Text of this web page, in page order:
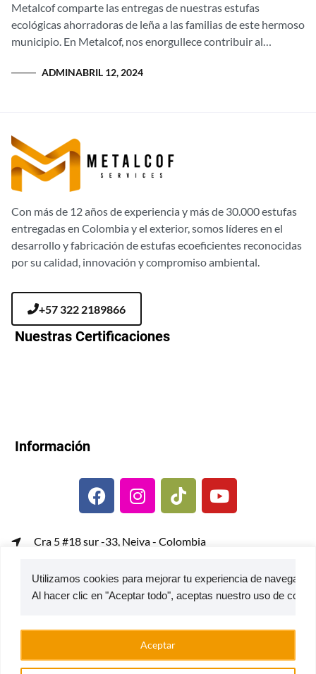
Utilizamos cookies para mejorar tu experiencia de
Aceptar
Metalcof comparte las entregas de nuestras estufas
ecológicas ahorradoras de leña a las familias de este hermoso
municipio. En Metalcof, nos enorgullece contribuir al
ADMINABRIL 12, 2024
Con más de 12 años de experiencia y más de 30.000 estufas
entregadas en Colombia y el exterior, somos líderes en el
desarrollo y fabricación de estufas ecoeficientes reconocidas
por su calidad, innovación y compromiso ambiental.
+57 322 2189866
Nuestras Certificaciones
Información
Cra 5 #18 sur -33, Neiva - Colombia
Atención al usuario | PQRS
© 2026 — Estufas Ecoeficientes Metalcof